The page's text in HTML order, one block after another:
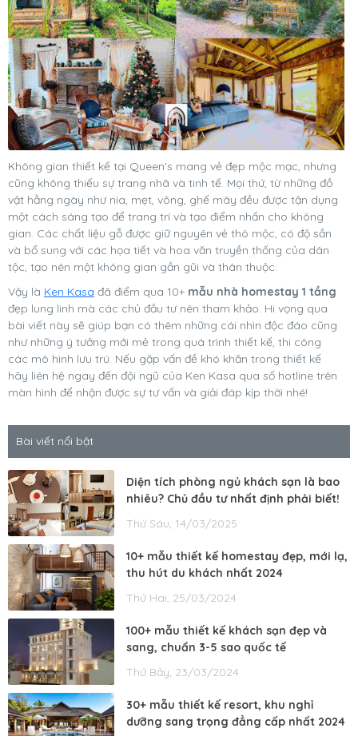
Không gian thiết kế tại Queen's mang vẻ đẹp mộc mạc, nhưng
cũng không thiếu sự trang nhã và tinh tế. Mọi thứ, từ những đồ
vật hằng ngày như nia, mẹt, võng, ghế mây đều được tận dụng
một cách sáng tạo để trang trí và tạo điểm nhấn cho không
gian. Các chất liệu gỗ được giữ nguyên vẻ thô mộc, có độ sần
và bổ sung với các họa tiết và hoa văn truyền thống của dân
tộc, tạo nên một không gian gần gũi và thân thuộc.
Vậy là Ken Kasa đã điểm qua 10+ mẫu nhà homestay 1 tầng
đẹp lung linh mà các chủ đầu tư nên tham khảo. Hi vọng qua
bài viết này sẽ giúp bạn có thêm những cái nhìn độc đáo cũng
như những ý tưởng mới mẻ trong quá trình thiết kế, thi công
các mô hình lưu trú. Nếu gặp vấn đề khó khăn trong thiết kế
hãy liên hệ ngay đến đội ngũ của Ken Kasa qua số hotline trên
màn hình để nhận được sự tư vấn và giải đáp kịp thời nhé!
Bài viết nổi bật
Diện tích phòng ngủ khách sạn là bao
nhiêu? Chủ đầu tư nhất định phải biết!
Thứ Sáu, 14/03/2025
10+ mẫu thiết kế homestay đẹp, mới lạ,
thu hút du khách nhất 2024
Thứ Hai, 25/03/2024
100+ mẫu thiết kế khách sạn đẹp và
sang, chuẩn 3-5 sao quốc tế
Thứ Bảy, 23/03/2024
30+ mẫu thiết kế resort, khu nghỉ
dưỡng sang trọng đẳng cấp nhất 2024